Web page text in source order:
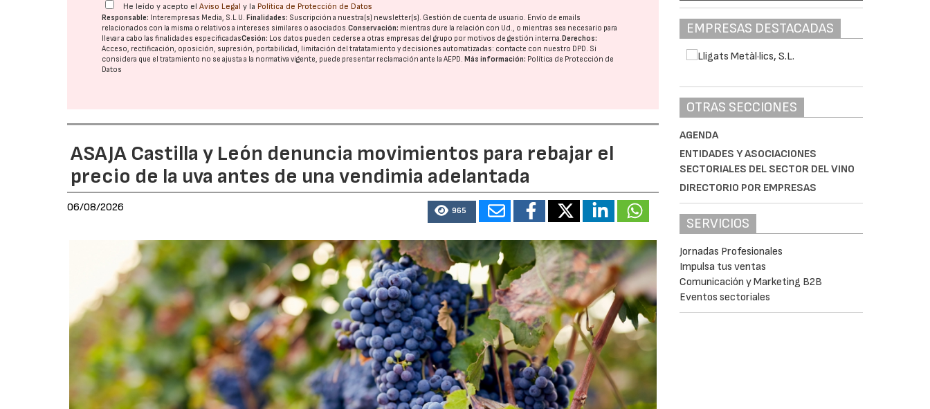
He leído y acepto elAviso Legal y la Política de Protección de Datos
Responsable: Interempresas Media, S.L.U.Finalidades: Suscripción a nuestra(s) newsletter(s). Gestión de cuenta de usuario. Envío de emails
relacionados con la misma o relativos a intereses similares o asociados.Conservación: mientras dure la relación con Ud., o mientras sea necesario para
llevar a cabo las finalidades especificadasCesión: Los datos pueden cederse a otras empresas del grupo por motivos de gestión interna.Derechos:
Acceso, rectificación, oposición, supresión, portabilidad, limitación del tratatamiento y decisiones automatizadas: contacte con nuestro DPD. Si
considera que el tratamiento no se ajusta a la normativa vigente, puede presentar reclamación ante laAEPD.Más información: Política de Protección de
Datos
ASAJA Castilla y León denuncia movimientos para rebajar el
precio de la uva antes de una vendimia adelantada
06/08/2026 965
EMPRESAS DESTACADAS
OTRAS SECCIONES
AGENDA
ENTIDADES Y ASOCIACIONES
SECTORIALES DEL SECTOR DEL VINO
DIRECTORIO POR EMPRESAS
SERVICIOS
Jornadas Profesionales
Impulsa tus ventas
Comunicación y Marketing B2B
Eventos sectoriales